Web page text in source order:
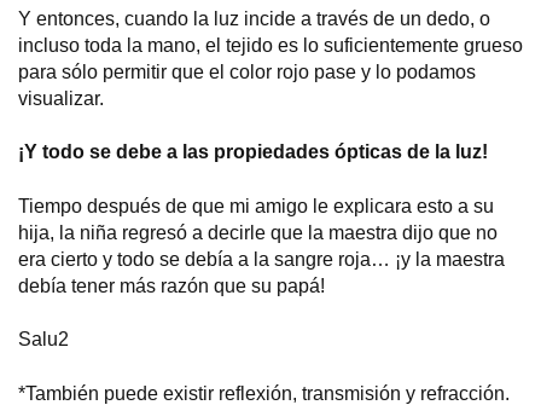
Y entonces, cuando la luz incide a través de un dedo, o
incluso toda la mano, el tejido es lo suficientemente grueso
para sólo permitir que el color rojo pase y lo podamos
visualizar.
¡Y todo se debe a las propiedades ópticas de la luz!
Tiempo después de que mi amigo le explicara esto a su
hija, la niña regresó a decirle que la maestra dijo que no
era cierto y todo se debía a la sangre roja… ¡y la maestra
debía tener más razón que su papá!
Salu2
*También puede existir reflexión, transmisión y refracción.